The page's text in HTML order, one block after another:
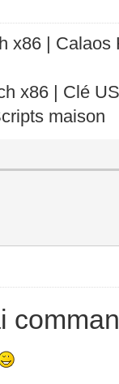
x86 |
x86 | Clé
maison